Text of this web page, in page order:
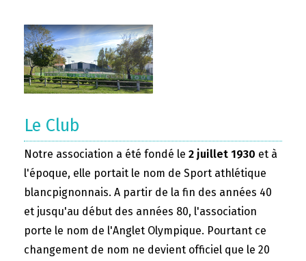
Le Club
Notre association a été fondé le 2 juillet 1930 et à
l'époque, elle portait le nom de Sport athlétique
blancpignonnais. A partir de la fin des années 40
et jusqu'au début des années 80, l'association
porte le nom de l'Anglet Olympique. Pourtant ce
changement de nom ne devient officiel que le 20